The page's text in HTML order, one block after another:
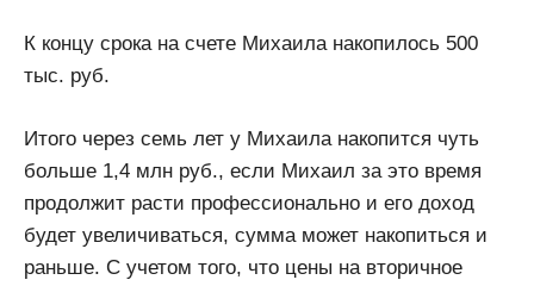
К концу срока на счете Михаила накопилось 500
тыс. руб.
Итого через семь лет у Михаила накопится чуть
больше 1,4 млн руб., если Михаил за это время
продолжит расти профессионально и его доход
будет увеличиваться, сумма может накопиться и
раньше. С учетом того, что цены на вторичное